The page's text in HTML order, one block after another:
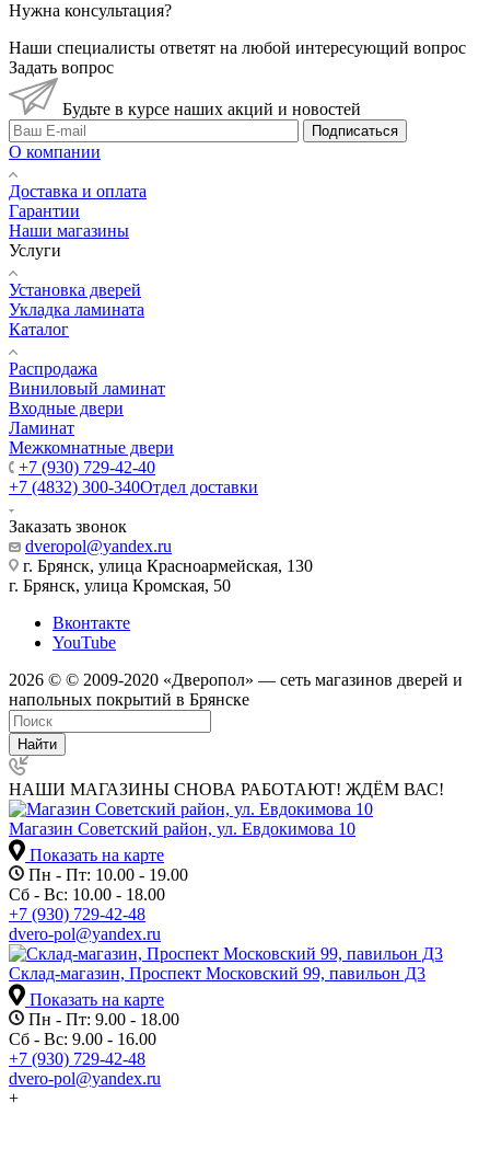
Нужна консультация?
Наши специалисты ответят на любой интересующий вопрос
Задать вопрос
Будьте в курсе наших акций и новостей
Подписаться
О компании
Доставка и оплата
Гарантии
Наши магазины
Услуги
Установка дверей
Укладка ламината
Каталог
Распродажа
Виниловый ламинат
Входные двери
Ламинат
Межкомнатные двери
+7 (930) 729-42-40
+7 (4832) 300-340Отдел доставки
Заказать звонок
dveropol@yandex.ru
г. Брянск, улица Красноармейская, 130
г. Брянск, улица Кромская, 50
Вконтакте
YouTube
2026 © © 2009-2020 «Дверопол» — сеть магазинов дверей и
напольных покрытий в Брянске
Найти
НАШИ МАГАЗИНЫ СНОВА РАБОТАЮТ! ЖДЁМ ВАС!
Магазин Советский район, ул. Евдокимова 10
Показать на карте
Пн - Пт: 10.00 - 19.00
Сб - Вс: 10.00 - 18.00
+7 (930) 729-42-48
dvero-pol@yandex.ru
Склад-магазин, Проспект Московский 99, павильон Д3
Показать на карте
Пн - Пт: 9.00 - 18.00
Сб - Вс: 9.00 - 16.00
+7 (930) 729-42-48
dvero-pol@yandex.ru
+